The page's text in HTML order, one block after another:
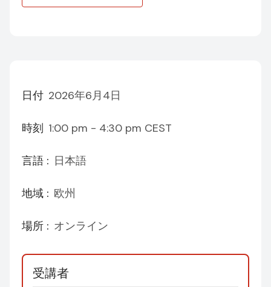
日付 2026年6月4日
時刻 1:00 pm - 4:30 pm CEST
言語 : 日本語
地域 : 欧州
場所 : オンライン
受講者